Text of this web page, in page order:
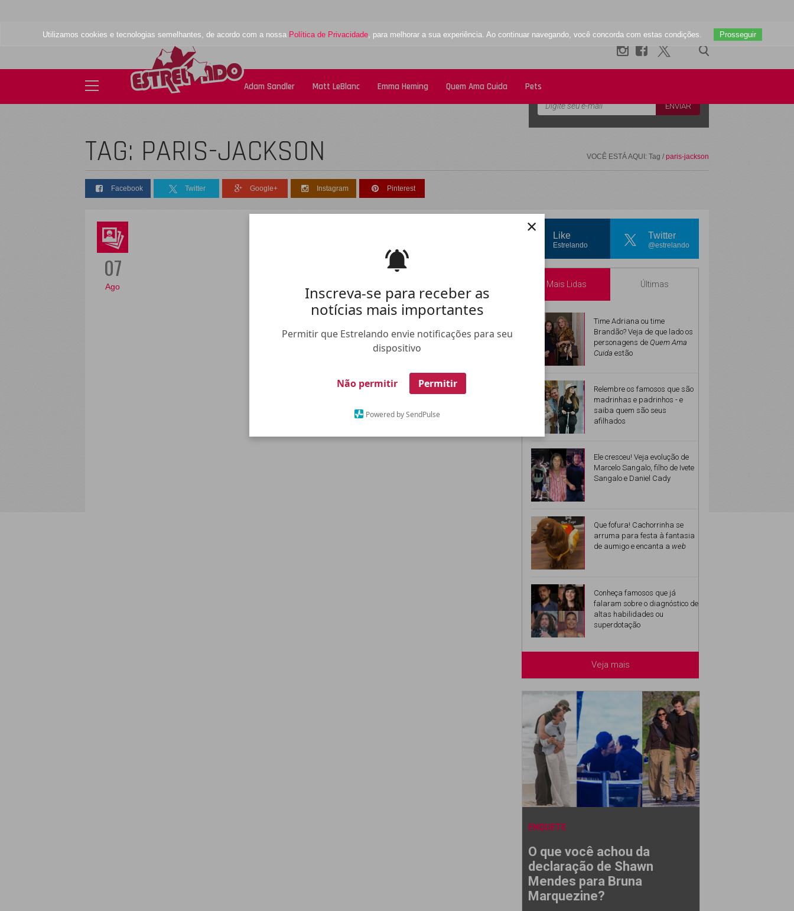
Inscreva-se para receber as
notícias mais importantes
Permitir que Estrelando envie notificações para seu
dispositivo
Não permitir Permitir
Powered by SendPulse
×
Utilizamos cookies e tecnologias semelhantes, de acordo com a nossa Política de Privacidade, para melhorar a sua experiência. Ao continuar navegando, você concorda com estas condições. Prosseguir
Adam Sandler Matt LeBlanc Emma Heming Quem Ama Cuida PetsNewsletter
TAG: PARIS-JACKSON VOCÊ ESTÁ AQUI: Tag / paris-jackson
Facebook Twitter Google+ Instagram Pinterest
07
Ago
Like
Estrelando
Twitter
@estrelando
Mais Lidas Últimas
Time Adriana ou time
Brandão? Veja de que lado os
personagens de Quem Ama
Cuida estão
Relembre os famosos que são
madrinhas e padrinhos - e
saiba quem são seus
afilhados
Ele cresceu! Veja evolução de
Marcelo Sangalo, filho de Ivete
Sangalo e Daniel Cady
Que fofura! Cachorrinha se
arruma para festa à fantasia
de aumigo e encanta a web
Conheça famosos que já
falaram sobre o diagnóstico de
altas habilidades ou
superdotação
Veja mais
ENQUETE
O que você achou da
declaração de Shawn
Mendes para Bruna
Marquezine?